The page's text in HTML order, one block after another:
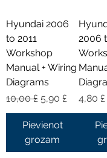
Hyundai 2006
to 2011
Workshop
Manual + Wiring
Diagrams
Parastā cena
10,00 £ Izpārdošanas
5,90 £
Pievienot
grozam
2006
Cena
4,80 £